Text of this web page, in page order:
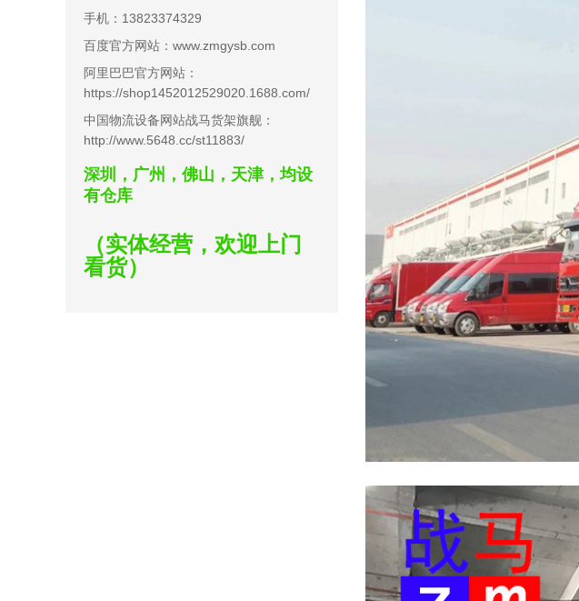
手机：13823374329
百度官方网站：www.zmgysb.com
阿里巴巴官方网站：
https://shop1452012529020.1688.com/
中国物流设备网站战马货架旗舰：
http://www.5648.cc/st11883/
深圳，广州，佛山，天津，均设
有仓库
（实体经营，欢迎上门
看货）